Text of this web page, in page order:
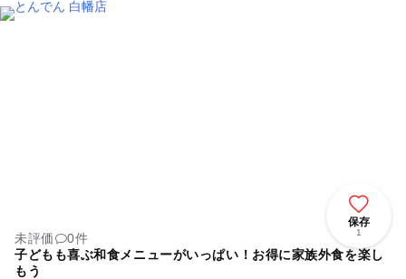
保存
1
未評価
0件
子どもも喜ぶ和食メニューがいっぱい！お得に家族外食を楽し
もう